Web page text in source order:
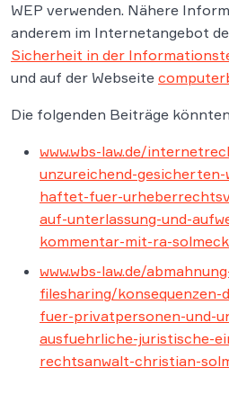
WEP verwenden. Nähere
anderem im Internetangebot
Sicherheit in der
und auf der Webseite
Die folgenden Beiträge
www.wbs-law.de/
unzureichend-
haftet-fuer-
auf-unterlassung-und-
kommentar-mit-ra-
www.wbs-law.de/
filesharing/konsequenzen-
fuer-privatpersonen-und-
ausfuehrliche-juristische-
rechtsanwalt-christian-